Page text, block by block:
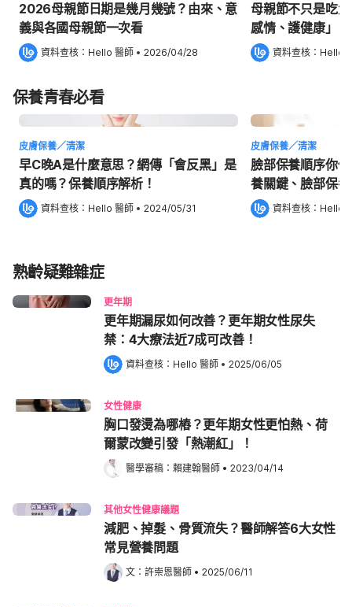
2026母親節日期是幾月幾號？由來、意
義與各國母親節一次看
資料查核： Hello 醫師 • 2026/04/28
母親節不只是吃
感情、護健康」！
資料查核： Hello
保養青春必看
皮膚保養／清潔
早C晚A是什麼意思？網傳「會反黑」是
真的嗎？保養順序解析！
資料查核： Hello 醫師 • 2024/05/31
皮膚保養／清潔
臉部保養順序你
養關鍵、臉部保
資料查核： Hello
熟齡疑難雜症
更年期
更年期漏尿如何改善？更年期女性尿失
禁：4大療法近7成可改善！
資料查核： Hello 醫師 • 2025/06/05
女性健康
胸口發燙為哪樁？更年期女性更怕熱、荷
爾蒙改變引發「熱潮紅」！
醫學審稿： 賴建翰醫師 • 2023/04/14
其他女性健康議題
減肥、掉髮、骨質流失？醫師解答6大女性
常見營養問題
文： 許崇恩醫師 • 2025/06/11